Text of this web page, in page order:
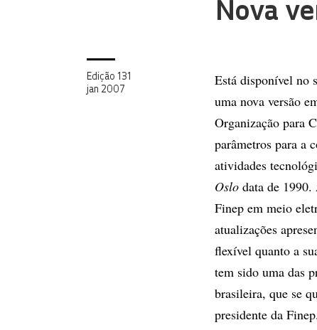
Nova
Edição 131
jan 2007
Está disponível no
uma nova versão
Organização para
parâmetros para a
atividades
Oslo data de
Finep em meio
atualizações
flexível quanto a
tem sido uma das
brasileira, que se
presidente da Finep.